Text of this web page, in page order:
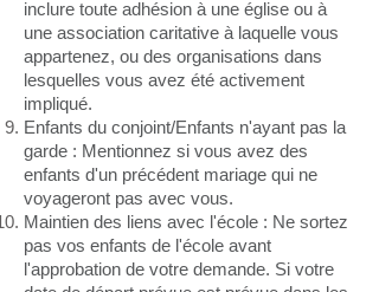
inclure toute adhésion à une église ou à
une association caritative à laquelle vous
appartenez, ou des organisations dans
lesquelles vous avez été activement
impliqué.
Enfants du conjoint/Enfants n'ayant pas la
garde : Mentionnez si vous avez des
enfants d'un précédent mariage qui ne
voyageront pas avec vous.
Maintien des liens avec l'école : Ne sortez
pas vos enfants de l'école avant
l'approbation de votre demande. Si votre